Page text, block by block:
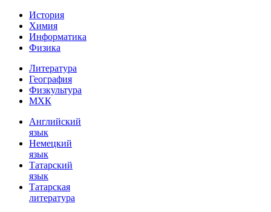
История
Химия
Информатика
Физика
Литература
География
Физкультура
МХК
Английский
язык
Немецкий
язык
Татарский
язык
Татарская
литература